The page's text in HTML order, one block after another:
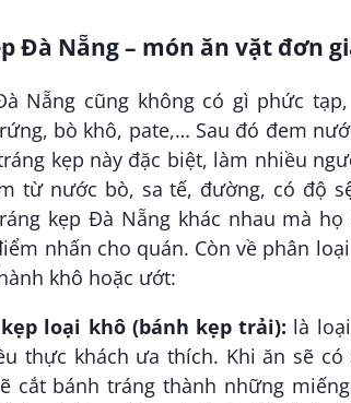
Đà Nẵng – món ăn vặt đơn
Nẵng cũng không có gì phức
bò khô, pate,… Sau đó đem
kẹp này đặc biệt, làm nhiều
từ nước bò, sa tế, đường, có độ
kẹp Đà Nẵng khác nhau mà
nhấn cho quán. Còn về phân
khô hoặc ướt:
loại khô (bánh kẹp trải): là
thực khách ưa thích. Khi ăn sẽ
cắt bánh tráng thành những